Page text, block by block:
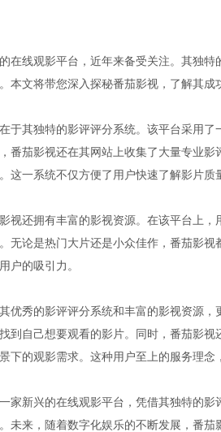
在线观影平台，近年来备受关注。其独
本文将带您深入探秘番茄影视，了解其成
于其独特的影评评分系统。该平台采用
番茄影视还在其网站上收集了大量专业
这一系统不仅方便了用户快速了解影片质
视还拥有丰富的影视资源。在该平台上
无论是热门大片还是小众佳作，番茄影
户的吸引力。
优秀的影评评分系统和丰富的影视资源，
到自己想要观看的影片。同时，番茄影
下的观影需求。这种用户至上的服务理念
家新兴的在线观影平台，凭借其独特的
未来，随着数字化娱乐的不断发展，番茄